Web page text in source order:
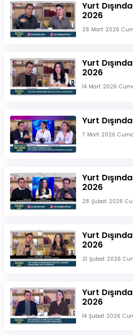
Yurt
2026
28 Mart 2026
Yurt
2026
14 Mart 2026
Yurt
7 Mart 2026
Yurt
2026
28 Şubat 2026
Yurt
2026
21 Şubat 2026
Yurt
2026
14 Şubat 2026